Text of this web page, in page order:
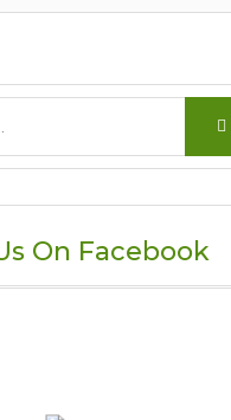
On Facebook